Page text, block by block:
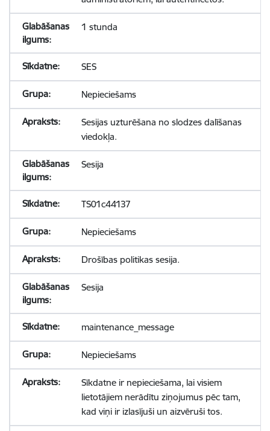
1 stunda
SES
Nepieciešams
Sesijas uzturēšana no slodzes dalīšanas
viedokļa.
Sesija
TS01c44137
Nepieciešams
Drošības politikas sesija.
Sesija
maintenance_message
Nepieciešams
Sīkdatne ir nepieciešama, lai visiem
lietotājiem nerādītu ziņojumus pēc tam,
kad viņi ir izlasījuši un aizvēruši tos.